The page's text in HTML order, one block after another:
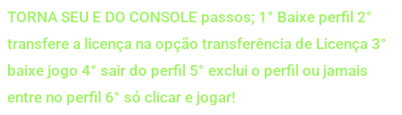
TORNA SEU E DO CONSOLE passos; 1° Baixe perfil 2°
transfere a licença na opção transferência de Licença 3°
baixe jogo 4° sair do perfil 5° exclui o perfil ou jamais
entre no perfil 6° só clicar e jogar!